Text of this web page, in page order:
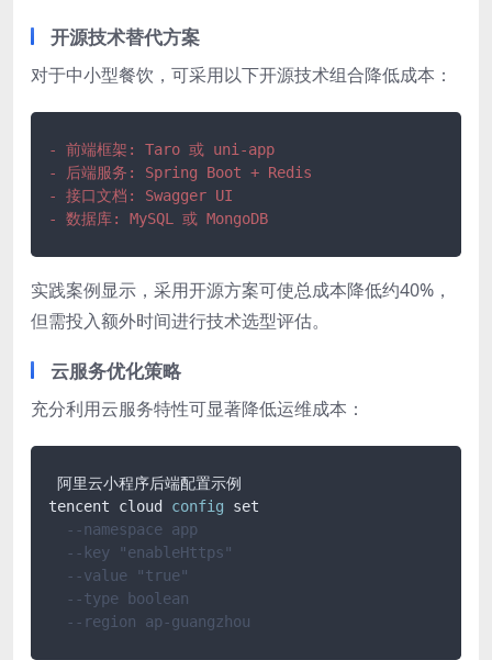
开源技术替代方案
对于中小型餐饮，可采用以下开源技术组合降低成本：
- 前端框架: Taro 或 uni-app
- 后端服务: Spring Boot + Redis
- 接口文档: Swagger UI
- 数据库: MySQL 或 MongoDB
实践案例显示，采用开源方案可使总成本降低约40%，
但需投入额外时间进行技术选型评估。
云服务优化策略
充分利用云服务特性可显著降低运维成本：
阿里云小程序后端配置示例
tencent cloud config set
--namespace app
--key "enableHttps"
--value "true"
--type boolean
--region ap-guangzhou